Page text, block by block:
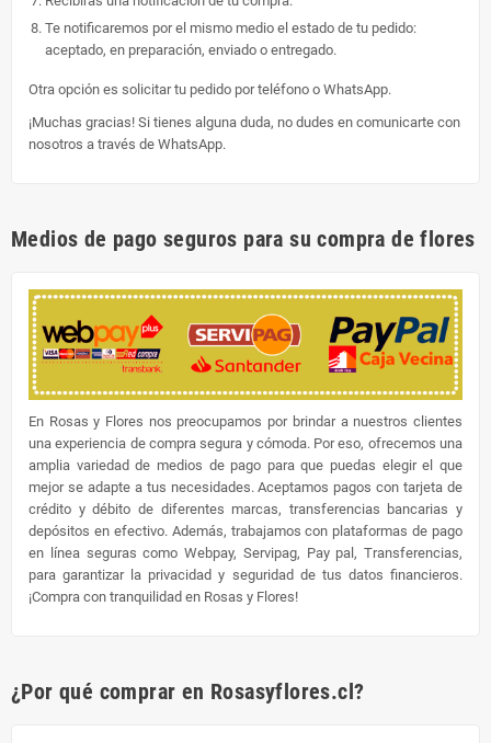
Te notificaremos por el mismo medio el estado de tu pedido:
aceptado, en preparación, enviado o entregado.
Otra opción es solicitar tu pedido por teléfono o WhatsApp.
¡Muchas gracias! Si tienes alguna duda, no dudes en comunicarte con
nosotros a través de WhatsApp.
Medios de pago seguros para su compra de flores
En Rosas y Flores nos preocupamos por brindar a nuestros clientes
una experiencia de compra segura y cómoda. Por eso, ofrecemos una
amplia variedad de medios de pago para que puedas elegir el que
mejor se adapte a tus necesidades. Aceptamos pagos con tarjeta de
crédito y débito de diferentes marcas, transferencias bancarias y
depósitos en efectivo. Además, trabajamos con plataformas de pago
en línea seguras como Webpay, Servipag, Pay pal, Transferencias,
para garantizar la privacidad y seguridad de tus datos financieros.
¡Compra con tranquilidad en Rosas y Flores!
¿Por qué comprar en Rosasyflores.cl?